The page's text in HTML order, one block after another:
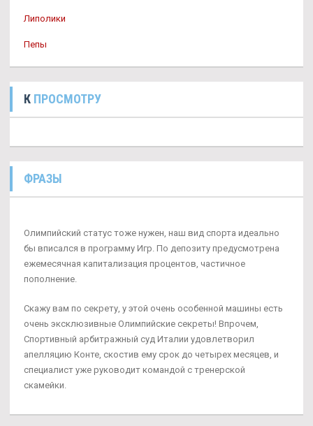
Липолики
Пепы
К ПРОСМОТРУ
ФРАЗЫ
Олимпийский статус тоже нужен, наш вид спорта идеально
бы вписался в программу Игр. По депозиту предусмотрена
ежемесячная капитализация процентов, частичное
пополнение.
Скажу вам по секрету, у этой очень особенной машины есть
очень эксклюзивные Олимпийские секреты! Впрочем,
Спортивный арбитражный суд Италии удовлетворил
апелляцию Конте, скостив ему срок до четырех месяцев, и
специалист уже руководит командой с тренерской
скамейки.